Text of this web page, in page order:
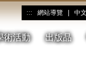
::: 網站導覽 中
術活動 出版品